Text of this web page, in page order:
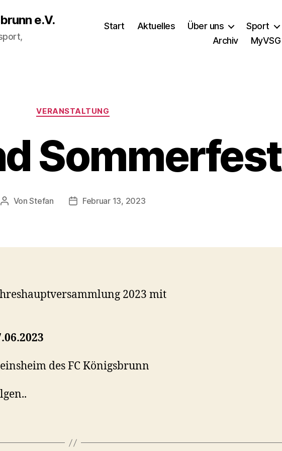
e.V. Start Aktuelles Über uns Sport
Archiv
MyVSG
Kategorien
VERANSTALTUNG
Sommerfest
Beitragsautor
VonStefan Veröffentlichungsdatum
Februar 13, 2023
2023 mit
des FC Königsbrunn